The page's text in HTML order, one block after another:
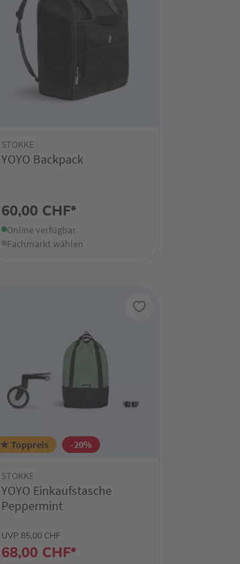
STOKKE
YOYO Backpack
60,00 CHF*
Online verfügbar
Fachmarkt wählen
★ Toppreis -20%
STOKKE
YOYO Einkaufstasche
Peppermint
UVP 85,00 CHF
68,00 CHF*